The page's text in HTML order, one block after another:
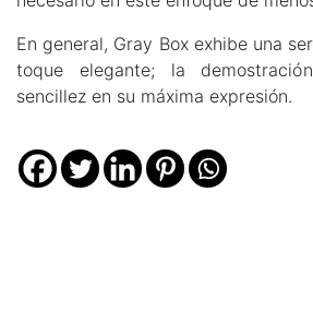
En general, Gray Box exhibe una
toque elegante; la
sencillez en su máxima expresión.